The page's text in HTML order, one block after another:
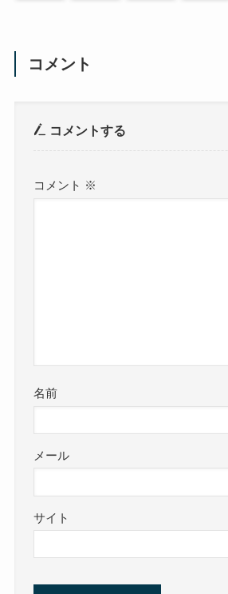
コメント
コメントする
コメント ※
名前
メール
サイト